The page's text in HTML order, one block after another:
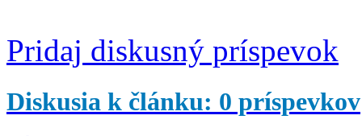
Pridaj diskusný príspevok
Diskusia k článku: 0 príspevkov